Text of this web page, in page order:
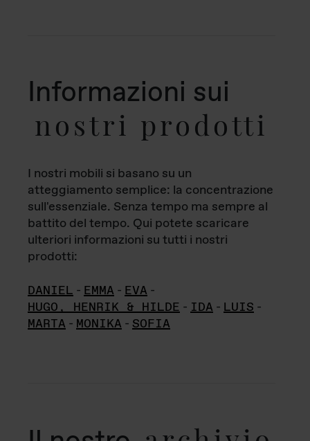
Informazioni sui
nostri prodotti
I nostri mobili si basano su un
atteggiamento semplice: la concentrazione
sull'essenziale. Senza tempo ma sempre al
battito del tempo. Qui potete scaricare
ulteriori informazioni su tutti i nostri
prodotti:
DANIEL - EMMA - EVA -
HUGO, HENRIK & HILDE - IDA - LUIS -
MARTA - MONIKA - SOFIA